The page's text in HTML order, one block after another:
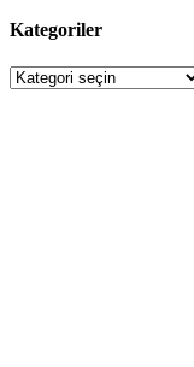
Kategoriler
Kategoriler